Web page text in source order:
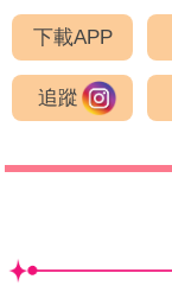
下載APP
追蹤